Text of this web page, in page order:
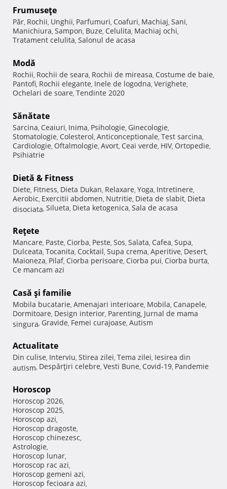
Frumuseţe
Păr, Rochii, Unghii, Parfumuri, Coafuri, Machiaj, Sani,
Manichiura, Sampon, Buze, Celulita, Machiaj ochi,
Tratament celulita, Salonul de acasa
Modă
Rochii, Rochii de seara, Rochii de mireasa, Costume de baie,
Pantofi, Rochii elegante, Inele de logodna, Verighete,
Ochelari de soare, Tendinte 2020
Sănătate
Sarcina, Ceaiuri, Inima, Psihologie, Ginecologie,
Stomatologie, Colesterol, Anticonceptionale, Test sarcina,
Cardiologie, Oftalmologie, Avort, Ceai verde, HIV, Ortopedie,
Psihiatrie
Dietă & Fitness
Diete, Fitness, Dieta Dukan, Relaxare, Yoga, Intretinere,
Aerobic, Exercitii abdomen, Nutritie, Dieta de slabit, Dieta
disociata, Silueta, Dieta ketogenica, Sala de acasa
Reţete
Mancare, Paste, Ciorba, Peste, Sos, Salata, Cafea, Supa,
Dulceata, Tocanita, Cocktail, Supa crema, Aperitive, Desert,
Maioneza, Pilaf, Ciorba perisoare, Ciorba pui, Ciorba burta,
Ce mancam azi
Casă şi familie
Mobila bucatarie, Amenajari interioare, Mobila, Canapele,
Dormitoare, Design interior, Parenting, Jurnal de mama
singura, Gravide, Femei curajoase, Autism
Actualitate
Din culise, Interviu, Stirea zilei, Tema zilei, Iesirea din
autism, Despărţiri celebre, Vesti Bune, Covid-19, Pandemie
Horoscop
Horoscop 2026,
Horoscop 2025,
Horoscop azi,
Horoscop dragoste,
Horoscop chinezesc,
Astrologie,
Horoscop lunar,
Horoscop rac azi,
Horoscop gemeni azi,
Horoscop fecioara azi,